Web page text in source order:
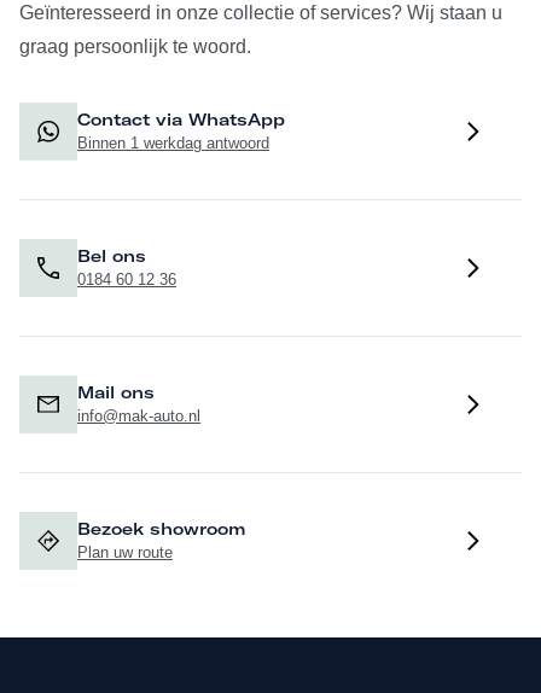
Geïnteresseerd in onze collectie of services? Wij staan u
graag persoonlijk te woord.
Contact via WhatsApp
Binnen 1 werkdag antwoord
Bel ons
0184 60 12 36
Mail ons
info@mak-auto.nl
Bezoek showroom
Plan uw route